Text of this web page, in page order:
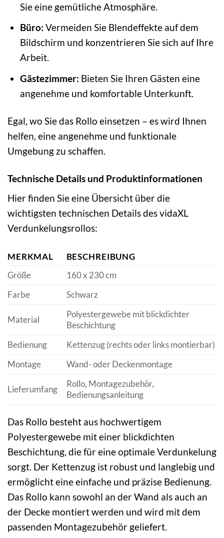
Sie eine gemütliche Atmosphäre.
Büro: Vermeiden Sie Blendeffekte auf dem
Bildschirm und konzentrieren Sie sich auf Ihre
Arbeit.
Gästezimmer: Bieten Sie Ihren Gästen eine
angenehme und komfortable Unterkunft.
Egal, wo Sie das Rollo einsetzen – es wird Ihnen
helfen, eine angenehme und funktionale
Umgebung zu schaffen.
Technische Details und Produktinformationen
Hier finden Sie eine Übersicht über die
wichtigsten technischen Details des vidaXL
Verdunkelungsrollos:
MERKMAL
BESCHREIBUNG
Größe
160 x 230 cm
Farbe
Schwarz
Material
Polyestergewebe mit blickdichter
Beschichtung
Bedienung
Kettenzug (rechts oder links montierbar)
Montage
Wand- oder Deckenmontage
Lieferumfang
Rollo, Montagezubehör,
Bedienungsanleitung
Das Rollo besteht aus hochwertigem
Polyestergewebe mit einer blickdichten
Beschichtung, die für eine optimale Verdunkelung
sorgt. Der Kettenzug ist robust und langlebig und
ermöglicht eine einfache und präzise Bedienung.
Das Rollo kann sowohl an der Wand als auch an
der Decke montiert werden und wird mit dem
passenden Montagezubehör geliefert.